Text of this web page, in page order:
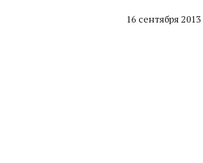
16 сентября 2013